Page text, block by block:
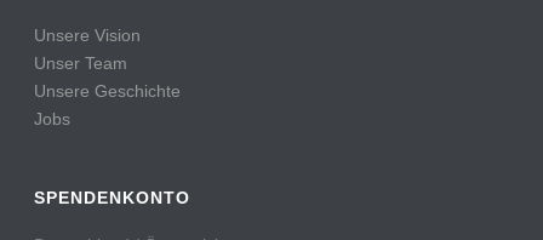
Unsere Vision
Unser Team
Unsere Geschichte
Jobs
SPENDENKONTO